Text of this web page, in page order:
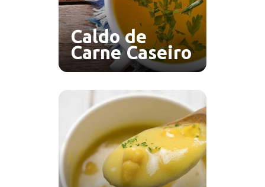
Caldo de
Carne Caseiro